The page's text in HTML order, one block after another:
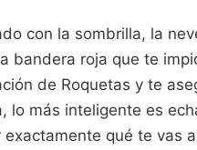
con la sombrilla, la
bandera roja que te
de Roquetas y te
lo más inteligente es
qué te vas